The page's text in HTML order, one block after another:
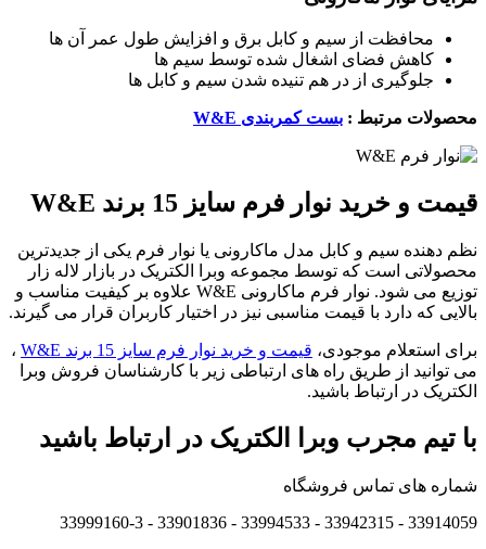
محافظت از سیم و کابل برق و افزایش طول عمر آن ها
کاهش فضای اشغال شده توسط سیم ها
جلوگیری از در هم تنیده شدن سیم و کابل ها
محصولات مرتبط : بست کمربندی W&E
قیمت و خرید نوار فرم سایز 15 برند W&E
نظم دهنده سیم و کابل مدل ماکارونی یا نوار فرم یکی از جدیدترین
محصولاتی است که توسط مجموعه وبرا الکتریک در بازار لاله زار
توزیع می شود. نوار فرم ماکارونی W&E علاوه بر کیفیت مناسب و
بالایی که دارد با قیمت مناسبی نیز در اختیار کاربران قرار می گیرند.
برای استعلام موجودی، قیمت و خرید نوار فرم سایز 15 برند W&E
،
می توانید از طریق راه های ارتباطی زیر با کارشناسان فروش وبرا
الکتریک در ارتباط باشید.
با تیم مجرب وبرا الکتریک در ارتباط باشید
شماره های تماس فروشگاه
33914059 - 33942315 - 33994533 - 33901836 - 33999160-3 ​